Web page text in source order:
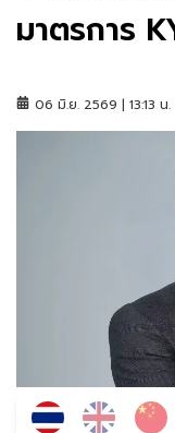
มาตรการ
06 มิ.ย. 2569 | 13:13 น.